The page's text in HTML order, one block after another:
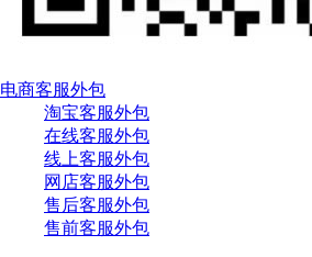
电商客服外包
淘宝客服外包
在线客服外包
线上客服外包
网店客服外包
售后客服外包
售前客服外包